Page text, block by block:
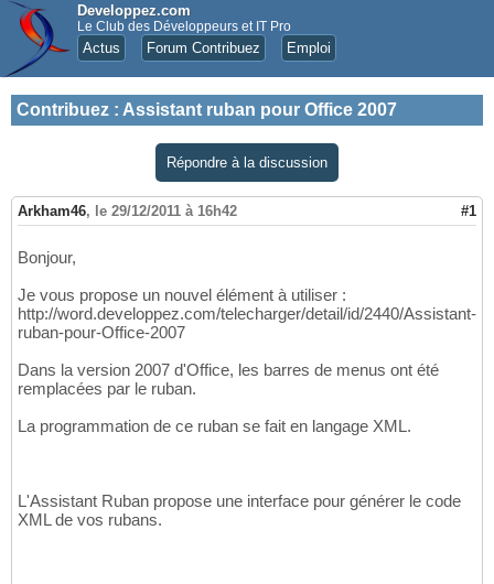
Developpez.com
Le Club des Développeurs et IT Pro
Actus Forum Contribuez Emploi
Contribuez : Assistant ruban pour Office 2007
Répondre à la discussion
Arkham46, le 29/12/2011 à 16h42 #1
Bonjour,
Je vous propose un nouvel élément à utiliser :
http://word.developpez.com/telecharger/detail/id/2440/Assistant-
ruban-pour-Office-2007
Dans la version 2007 d'Office, les barres de menus ont été
remplacées par le ruban.
La programmation de ce ruban se fait en langage XML.
L'Assistant Ruban propose une interface pour générer le code
XML de vos rubans.